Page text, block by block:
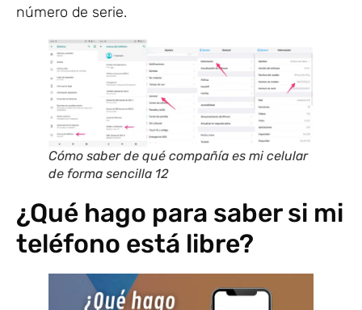
número de serie.
Cómo saber de qué compañía es mi celular
de forma sencilla 12
¿Qué hago para saber si mi
teléfono está libre?